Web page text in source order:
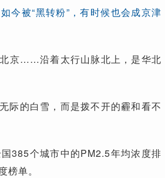
今被“黑转粉”，有时候也会成京津
京……沿着太行山脉北上，是华北
际的白雪，而是拨不开的霾和看不
385个城市中的PM2.5年均浓度排
单。